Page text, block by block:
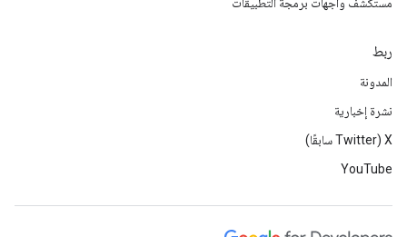
ربط
المدونة
نشرة إخبارية
‫X ‏(Twitter سابقًا)
YouTube